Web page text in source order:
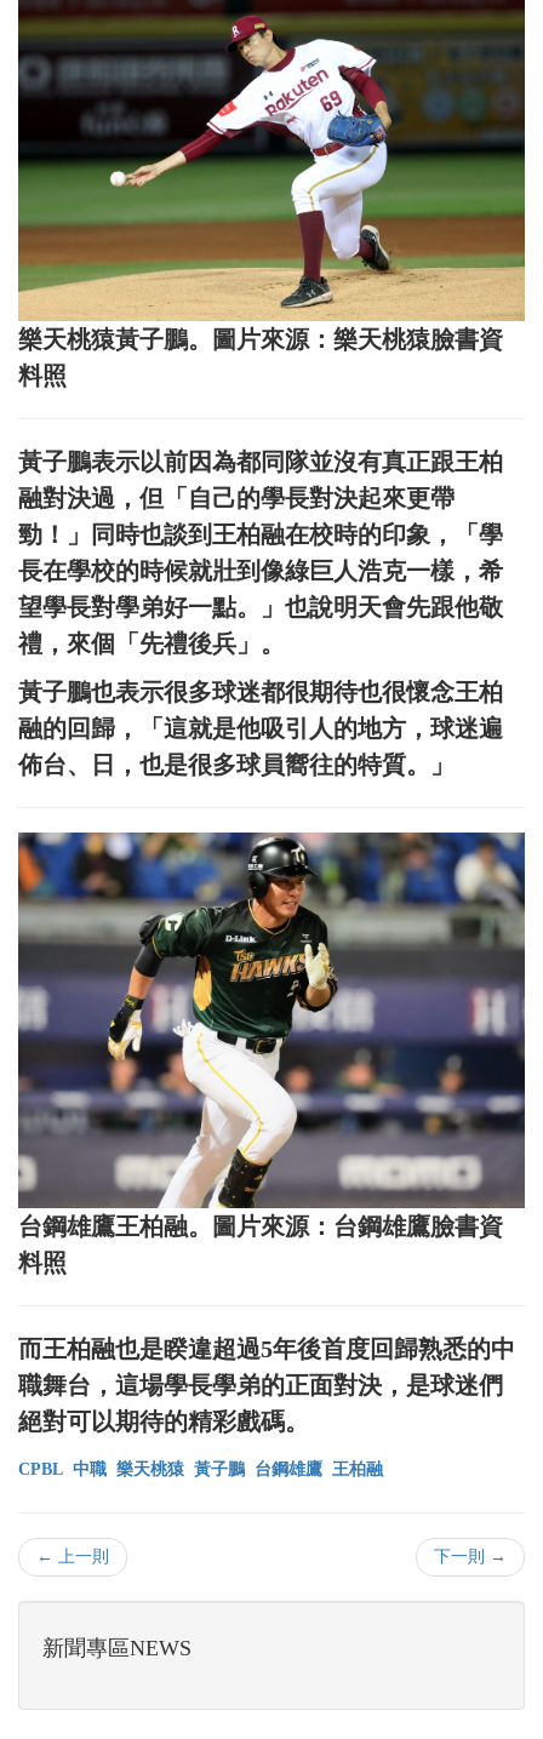
樂天桃猿黃子鵬。圖片來源：樂天桃猿臉書資
料照
黃子鵬表示以前因為都同隊並沒有真正跟王柏
融對決過，但「自己的學長對決起來更帶
勁！」同時也談到王柏融在校時的印象，「學
長在學校的時候就壯到像綠巨人浩克一樣，希
望學長對學弟好一點。」也說明天會先跟他敬
禮，來個「先禮後兵」。
黃子鵬也表示很多球迷都很期待也很懷念王柏
融的回歸，「這就是他吸引人的地方，球迷遍
佈台、日，也是很多球員嚮往的特質。」
台鋼雄鷹王柏融。圖片來源：台鋼雄鷹臉書資
料照
而王柏融也是睽違超過5年後首度回歸熟悉的中
職舞台，這場學長學弟的正面對決，是球迷們
絕對可以期待的精彩戲碼。
CPBL 中職 樂天桃猿 黃子鵬 台鋼雄鷹 王柏融
← 上一則 下一則 →
新聞專區NEWS